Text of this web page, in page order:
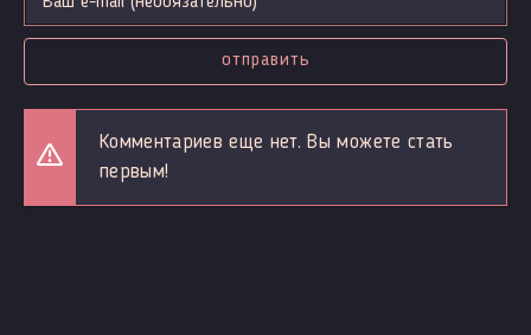
отправить
Комментариев еще нет. Вы можете стать
первым!